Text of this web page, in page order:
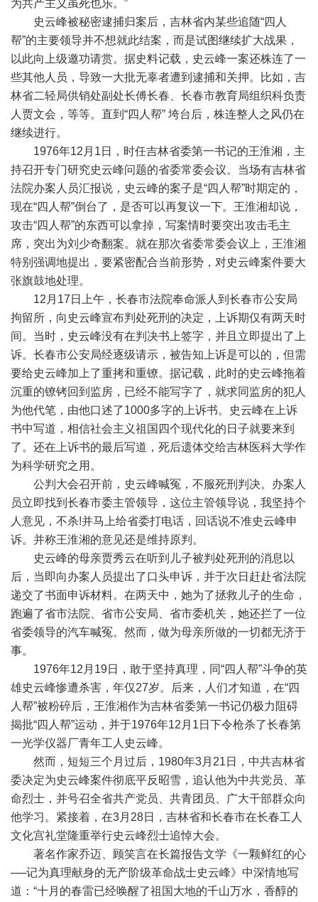
为共产主义虽死也乐。”
史云峰被秘密逮捕归案后，吉林省内某些追随“四人
帮”的主要领导并不想就此结案，而是试图继续扩大战果，
以此向上级邀功请赏。据史料记载，史云峰一案还株连了一
些其他人员，导致一大批无辜者遭到逮捕和关押。比如，吉
林省二轻局供销处副处长傅长春、长春市教育局组织科负责
人贾文会，等等。直到“四人帮” 垮台后，株连整人之风仍在
继续进行。
1976年12月1日，时任吉林省委第一书记的王淮湘，主
持召开专门研究史云峰问题的省委常委会议。当场有吉林省
法院办案人员汇报说，史云峰的案子是“四人帮”时期定的，
现在“四人帮”倒台了，是否可以再复议一下。王淮湘却说，
攻击“四人帮”的东西可以拿掉，写案情时要突出攻击毛主
席，突出为刘少奇翻案。就在那次省委常委会议上，王淮湘
特别强调地提出，要紧密配合当前形势，对史云峰案件要大
张旗鼓地处理。
12月17日上午，长春市法院奉命派人到长春市公安局
拘留所，向史云峰宣布判处死刑的决定，上诉期仅有两天时
间。当时，史云峰没有在判决书上签字，并且立即提出了上
诉。长春市公安局经逐级请示，被告知上诉是可以的，但需
要给史云峰加上了重拷和重镣。据记载，此时的史云峰拖着
沉重的镣铐回到监房，已经不能写字了，就求同监房的犯人
为他代笔，由他口述了1000多字的上诉书。史云峰在上诉
书中写道，相信社会主义祖国四个现代化的日子就要来到
了。还在上诉书的最后写道，死后遗体交给吉林医科大学作
为科学研究之用。
公判大会召开前，史云峰喊冤，不服死刑判决。办案人
员立即找到长春市委主管领导，这位主管领导说，我坚持个
人意见，不杀!并马上给省委打电话，回话说不准史云峰申
诉。并称王淮湘的意见还是维持原判。
史云峰的母亲贾秀云在听到儿子被判处死刑的消息以
后，当即向办案人员提出了口头申诉，并于次日赶赴省法院
递交了书面申诉材料。在两天中，她为了拯救儿子的生命，
跑遍了省市法院、省市公安局、省市委机关，她还拦了一位
省委领导的汽车喊冤。然而，做为母亲所做的一切都无济于
事。
1976年12月19日，敢于坚持真理，同“四人帮”斗争的英
雄史云峰惨遭杀害，年仅27岁。后来，人们才知道，在“四
人帮”被粉碎后，王淮湘作为吉林省委第一书记仍极力阻碍
揭批“四人帮”运动，并于1976年12月1日下令枪杀了长春第
一光学仪器厂青年工人史云峰。
然而，短短三个月过后，1980年3月21日，中共吉林省
委决定为史云峰案件彻底平反昭雪，追认他为中共党员、革
命烈士，并号召全省共产党员、共青团员、广大干部群众向
他学习。紧接着，在3月28日，吉林省和长春市在长春工人
文化宫礼堂隆重举行史云峰烈士追悼大会。
著名作家乔迈、顾笑言在长篇报告文学《一颗鲜红的心
──记为真理献身的无产阶级革命战士史云峰》中深情地写
道：“十月的春雷已经唤醒了祖国大地的千山万水，香醇的